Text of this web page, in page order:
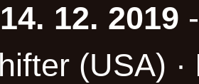
12. 2019
(USA) ·